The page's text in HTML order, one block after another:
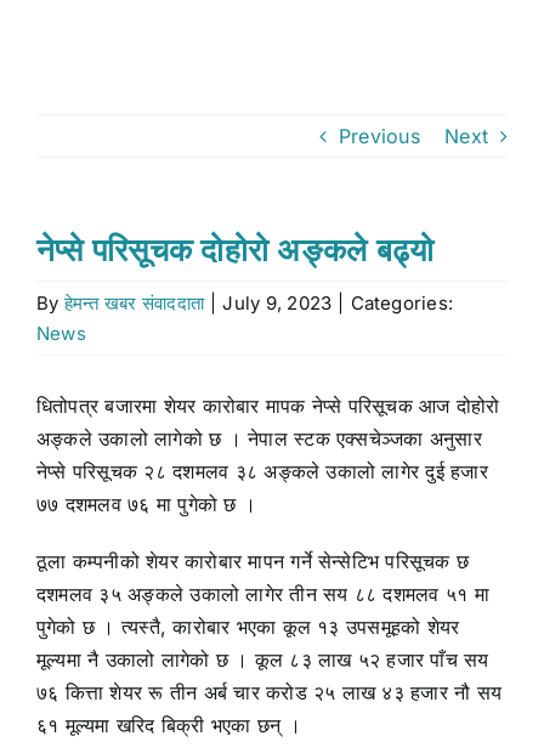
Stock market
Don’t Miss
for:
Previous Next
नेप्से परिसूचक दोहोरो अङ्कले बढ्यो
Byहेमन्त खबर संवाददाता July 9, 2023
Categories:
News
धितोपत्र बजारमा शेयर कारोबार मापक नेप्से परिसूचक आज दोहोरो
अङ्कले उकालो लागेको छ । नेपाल स्टक एक्सचेञ्जका अनुसार
नेप्से परिसूचक २८ दशमलव ३८ अङ्कले उकालो लागेर दुई हजार
७७ दशमलव ७६ मा पुगेको छ ।
ठूला कम्पनीको शेयर कारोबार मापन गर्ने सेन्सेटिभ परिसूचक छ
दशमलव ३५ अङ्कले उकालो लागेर तीन सय ८८ दशमलव ५१ मा
पुगेको छ । त्यस्तै, कारोबार भएका कूल १३ उपसमूहको शेयर
मूल्यमा नै उकालो लागेको छ । कूल ८३ लाख ५२ हजार पाँच सय
७६ कित्ता शेयर रू तीन अर्ब चार करोड २५ लाख ४३ हजार नौ सय
६१ मूल्यमा खरिद बिक्री भएका छन् ।